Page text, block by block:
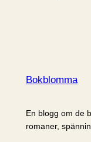
Bokblomma
En blogg om de
romaner,